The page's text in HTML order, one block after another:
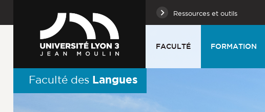
Ressources et outils
FACULTÉ FORMATION
Faculté des Langues